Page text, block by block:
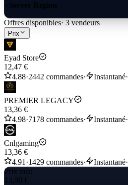
· Server Region
Offres disponibles· 3 vendeurs
Prix
Eyad Store
12,47 €
4.88·2442 commandes· Instantané·
PREMIER LEGACY
13,36 €
4.98·7178 commandes· Instantané·
Cnlgaming
13,36 €
4.91 ·1429 commandes· Instantané·
Prix total
13,90 €